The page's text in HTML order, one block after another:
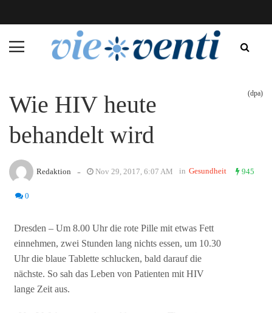
Wie HIV heute
behandelt wird
(dpa)
Redaktion - Nov 29, 2017, 6:07 AM in Gesundheit 945
0
Dresden – Um 8.00 Uhr die rote Pille mit etwas Fett
einnehmen, zwei Stunden lang nichts essen, um 10.30
Uhr die blaue Tablette schlucken, bald darauf die
nächste. So sah das Leben von Patienten mit HIV
lange Zeit aus.